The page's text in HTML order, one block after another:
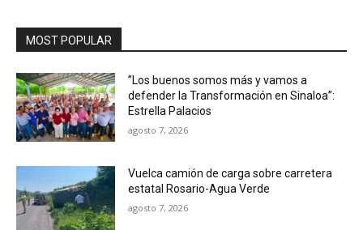
MOST POPULAR
”Los buenos somos más y vamos a
defender la Transformación en Sinaloa”:
Estrella Palacios
agosto 7, 2026
Vuelca camión de carga sobre carretera
estatal Rosario-Agua Verde
agosto 7, 2026